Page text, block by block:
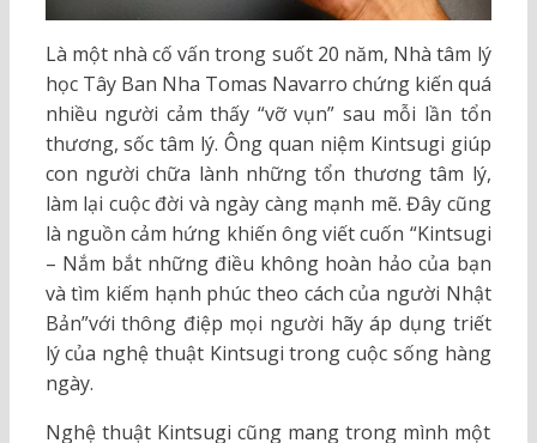
Là một nhà cố vấn trong suốt 20 năm, Nhà tâm lý
học Tây Ban Nha Tomas Navarro chứng kiến quá
nhiều người cảm thấy “vỡ vụn” sau mỗi lần tổn
thương, sốc tâm lý. Ông quan niệm Kintsugi giúp
con người chữa lành những tổn thương tâm lý,
làm lại cuộc đời và ngày càng mạnh mẽ. Đây cũng
là nguồn cảm hứng khiến ông viết cuốn “Kintsugi
– Nắm bắt những điều không hoàn hảo của bạn
và tìm kiếm hạnh phúc theo cách của người Nhật
Bản”với thông điệp mọi người hãy áp dụng triết
lý của nghệ thuật Kintsugi trong cuộc sống hàng
ngày.
Nghệ thuật Kintsugi cũng mang trong mình một